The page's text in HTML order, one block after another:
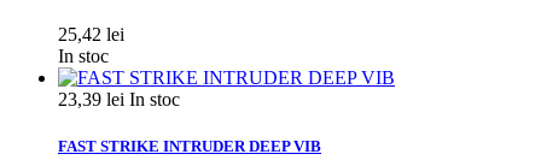
25,42 lei
In stoc
23,39 lei In stoc
FAST STRIKE INTRUDER DEEP VIB